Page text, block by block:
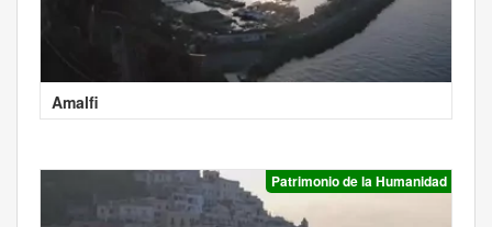
Amalfi
Patrimonio de la Humanidad